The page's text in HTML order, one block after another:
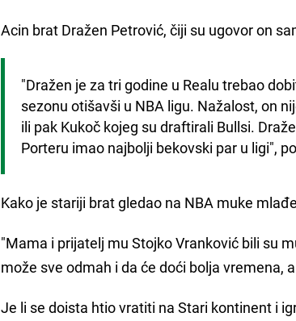
Acin brat Dražen Petrović, čiji su ugovor on
"Dražen je za tri godine u Realu trebao
sezonu otišavši u NBA ligu. Nažalost, on
ili pak Kukoč kojeg su draftirali Bullsi.
Porteru imao najbolji bekovski par u ligi",
Kako je stariji brat gledao na NBA muke
"Mama i prijatelj mu Stojko Vranković bili su
može sve odmah i da će doći bolja vremena,
Je li se doista htio vratiti na Stari kontinent i